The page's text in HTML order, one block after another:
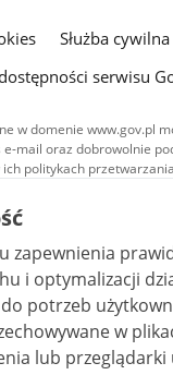
Służba cywilna
serwisu
w domenie www.gov.pl
mail oraz dobrowolnie
politykach
Treści tekstowe
udostępniane na licencji
warunkach 4.0 (CC BY-SA
są udostępniane na licencji
bez utworów zależnych 4.0
zapewnienia
działania
potrzeb
lub przeglądarki